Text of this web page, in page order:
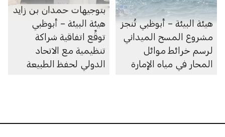
هيئة البيئة – أبوظبي تُنجز
مشروع المسح الميداني
لرسم خرائط موائل
المحار في مياه الإمارة
بتوجيهات حمدان بن زايد
هيئة البيئة – أبوظبي
توقِّع اتفاقية شراكة
تنظيمية مع الاتحاد
الدولي لحفظ الطبيعة